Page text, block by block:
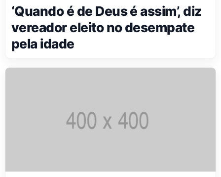
‘Quando é de Deus é assim’, diz
vereador eleito no desempate
pela idade